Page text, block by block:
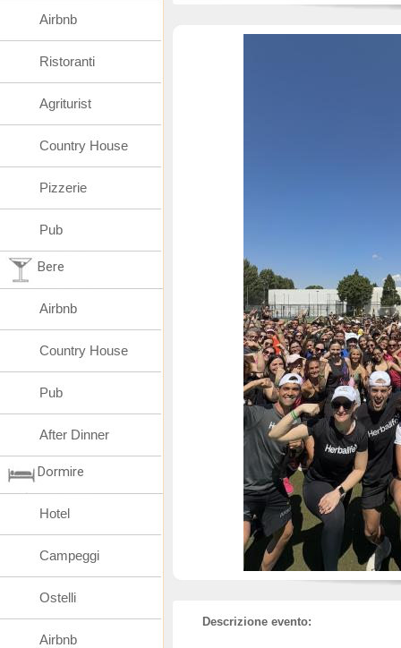
Descrizione evento:
Airbnb
Ristoranti
Agriturist
Country House
Pizzerie
Pub
Bere
Airbnb
Country House
Pub
After Dinner
Dormire
Hotel
Campeggi
Ostelli
Airbnb